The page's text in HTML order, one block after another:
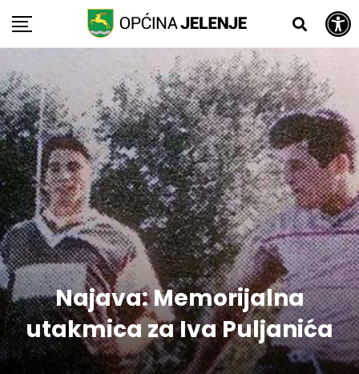
Open toolbar
Skip
content
Najava: Memorijalna
utakmica za Iva Puljanića